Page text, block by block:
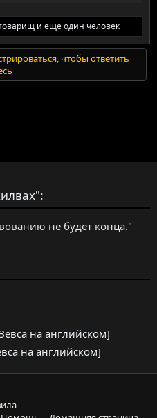
и еще один человек
чтобы ответить
не будет конца."
на английском]
на английском]